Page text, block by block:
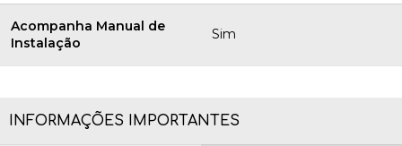
Acompanha Manual de
Instalação
Sim
INFORMAÇÕES IMPORTANTES